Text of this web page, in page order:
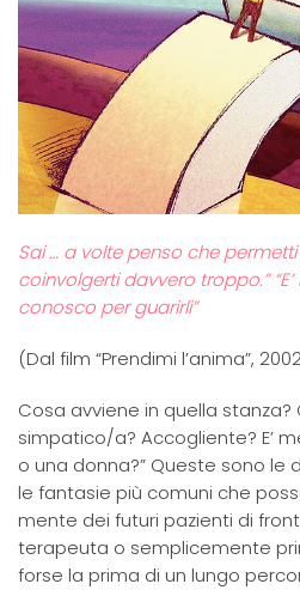
Sai … a volte penso che
coinvolgerti davvero troppo.”
conosco per guarirli”
(Dal film “Prendimi l’anima”,
Cosa avviene in quella
simpatico/a? Accogliente? E’
o una donna?” Queste sono le
le fantasie più comuni che
mente dei futuri pazienti di
terapeuta o semplicemente
forse la prima di un lungo